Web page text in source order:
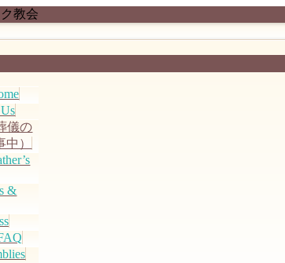
教会
儀の
）
&